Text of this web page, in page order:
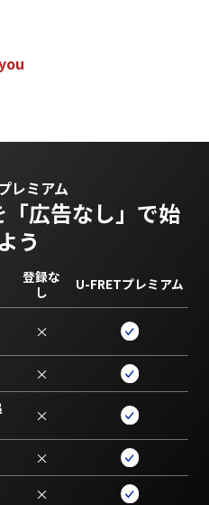
ou
レミアム
「広告なし」で始
う
登録な
し
U-FRETプレミアム
×
×
×
×
×